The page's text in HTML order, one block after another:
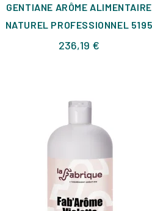
GENTIANE ARÔME ALIMENTAIRE
NATUREL PROFESSIONNEL 5195
236,19 €Prix